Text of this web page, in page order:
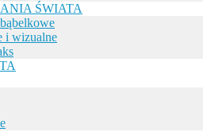
ŚWIATA
i wizualne